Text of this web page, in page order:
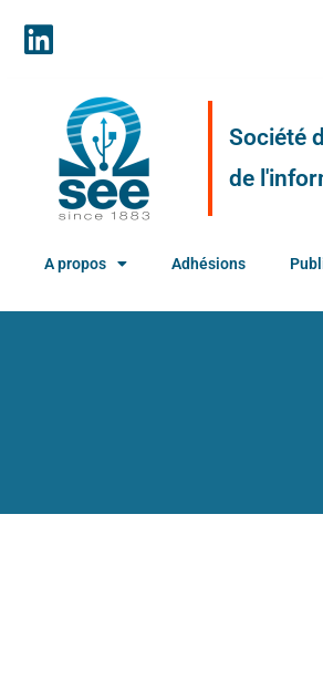
Société
de
A propos Adhésions